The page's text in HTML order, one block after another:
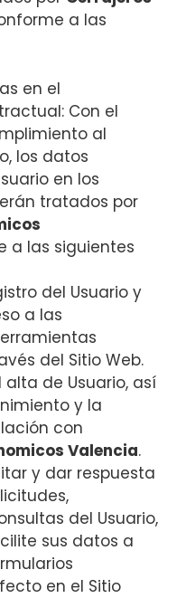
a las
en el
Con el
al
los datos
en los
tratados por
a las siguientes
del Usuario y
a las
del Sitio Web.
alta de Usuario, así
y la
con
Valencia.
y dar respuesta
del Usuario,
sus datos a
en el Sitio